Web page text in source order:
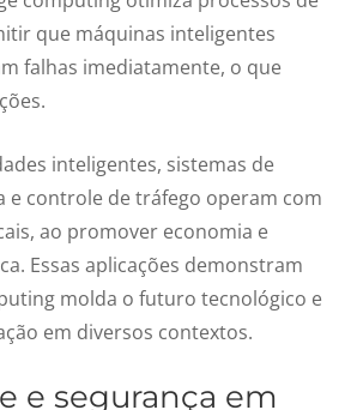
que máquinas inteligentes
falhas imediatamente, o que
inteligentes, sistemas de
e controle de tráfego operam com
ao promover economia e
Essas aplicações demonstram
molda o futuro tecnológico e
em diversos contextos.
e segurança em